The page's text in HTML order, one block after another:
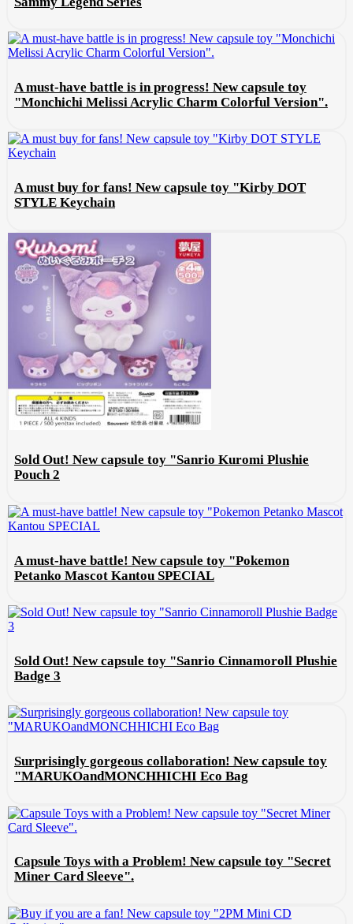
A must-have battle is in progress! New capsule toy
"Monchichi Melissi Acrylic Charm Colorful Version".
A must buy for fans! New capsule toy "Kirby DOT
STYLE Keychain
Sold Out! New capsule toy "Sanrio Kuromi Plushie
Pouch 2
A must-have battle! New capsule toy "Pokemon
Petanko Mascot Kantou SPECIAL
Sold Out! New capsule toy "Sanrio Cinnamoroll Plushie
Badge 3
Surprisingly gorgeous collaboration! New capsule toy
"MARUKOandMONCHHICHI Eco Bag
Capsule Toys with a Problem! New capsule toy "Secret
Miner Card Sleeve".